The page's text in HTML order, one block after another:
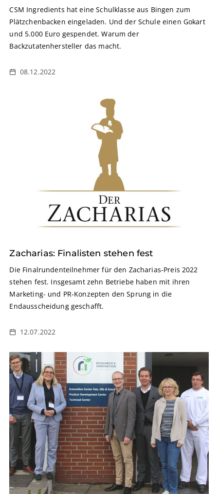
CSM Ingredients hat eine Schulklasse aus Bingen zum
Plätzchenbacken eingeladen. Und der Schule einen Gokart
und 5.000 Euro gespendet. Warum der
Backzutatenhersteller das macht.
08.12.2022
Zacharias: Finalisten stehen fest
Die Finalrundenteilnehmer für den Zacharias-Preis 2022
stehen fest. Insgesamt zehn Betriebe haben mit ihren
Marketing- und PR-Konzepten den Sprung in die
Endausscheidung geschafft.
12.07.2022